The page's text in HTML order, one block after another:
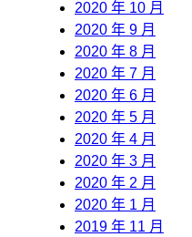
2020 年 10 月
2020 年 9 月
2020 年 8 月
2020 年 7 月
2020 年 6 月
2020 年 5 月
2020 年 4 月
2020 年 3 月
2020 年 2 月
2020 年 1 月
2019 年 11 月